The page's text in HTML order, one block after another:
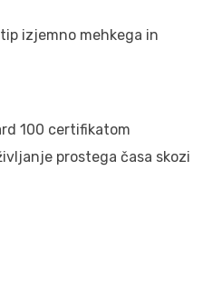
izjemno mehkega in
100 certifikatom
prostega časa skozi